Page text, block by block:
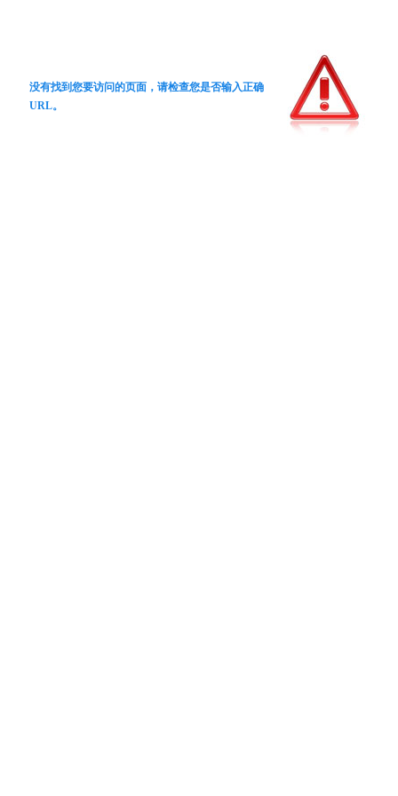
没有找到您要访问的页面，请检查您是否输入正确
URL。